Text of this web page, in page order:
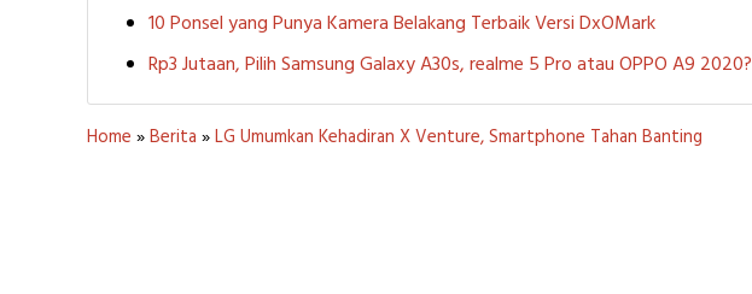
10 Ponsel yang Punya Kamera Belakang Terbaik Versi DxOMark
Rp3 Jutaan, Pilih Samsung Galaxy A30s, realme 5 Pro atau OPPO A9 2020?
Home »Berita »LG Umumkan Kehadiran X Venture, Smartphone Tahan Banting